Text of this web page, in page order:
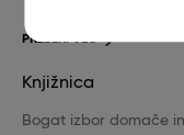
PREBERI VEČ
Knjižnica
Bogat izbor domače